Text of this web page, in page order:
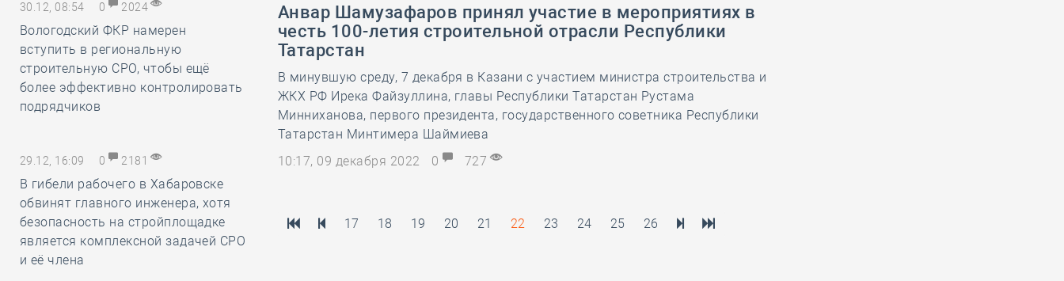
30.12, 08:54 0 2024
Вологодский ФКР намерен
вступить в региональную
строительную СРО, чтобы ещё
более эффективно контролировать
подрядчиков
29.12, 16:09 0 2181
В гибели рабочего в Хабаровске
обвинят главного инженера, хотя
безопасность на стройплощадке
является комплексной задачей СРО
и её члена
Анвар Шамузафаров принял участие в мероприятиях в
честь 100-летия строительной отрасли Республики
Татарстан
В минувшую среду, 7 декабря в Казани с участием министра строительства и
ЖКХ РФ Ирека Файзуллина, главы Республики Татарстан Рустама
Минниханова, первого президента, государственного советника Республики
Татарстан Минтимера Шаймиева
10:17, 09 декабря 2022
0 727
17 18 19 20 21 22 23 24 25 26